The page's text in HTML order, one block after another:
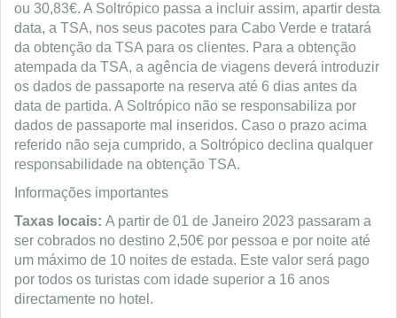
ou 30,83€. A Soltrópico passa a incluir assim, apartir desta
data, a TSA, nos seus pacotes para Cabo Verde e tratará
da obtenção da TSA para os clientes. Para a obtenção
atempada da TSA, a agência de viagens deverá introduzir
os dados de passaporte na reserva até 6 dias antes da
data de partida. A Soltrópico não se responsabiliza por
dados de passaporte mal inseridos. Caso o prazo acima
referido não seja cumprido, a Soltrópico declina qualquer
responsabilidade na obtenção TSA.
Informações importantes
Taxas locais: A partir de 01 de Janeiro 2023 passaram a
ser cobrados no destino 2,50€ por pessoa e por noite até
um máximo de 10 noites de estada. Este valor será pago
por todos os turistas com idade superior a 16 anos
directamente no hotel.